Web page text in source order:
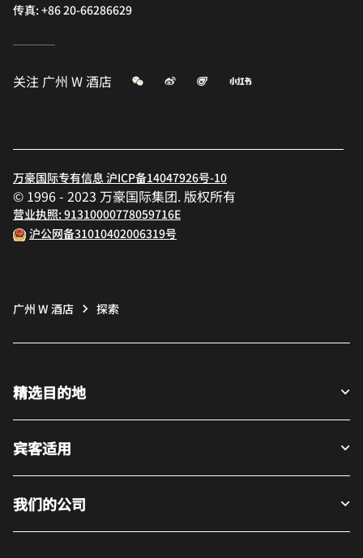
传真:+86 20-66286629
关注 广州 W 酒店 微信 微博 飞猪 小红书
万豪国际专有信息 沪ICP备14047926号-10
© 1996 - 2023 万豪国际集团. 版权所有
营业执照: 91310000778059716E
沪公网备31010402006319号
广州 W 酒店 探索
精选目的地
宾客适用
我们的公司